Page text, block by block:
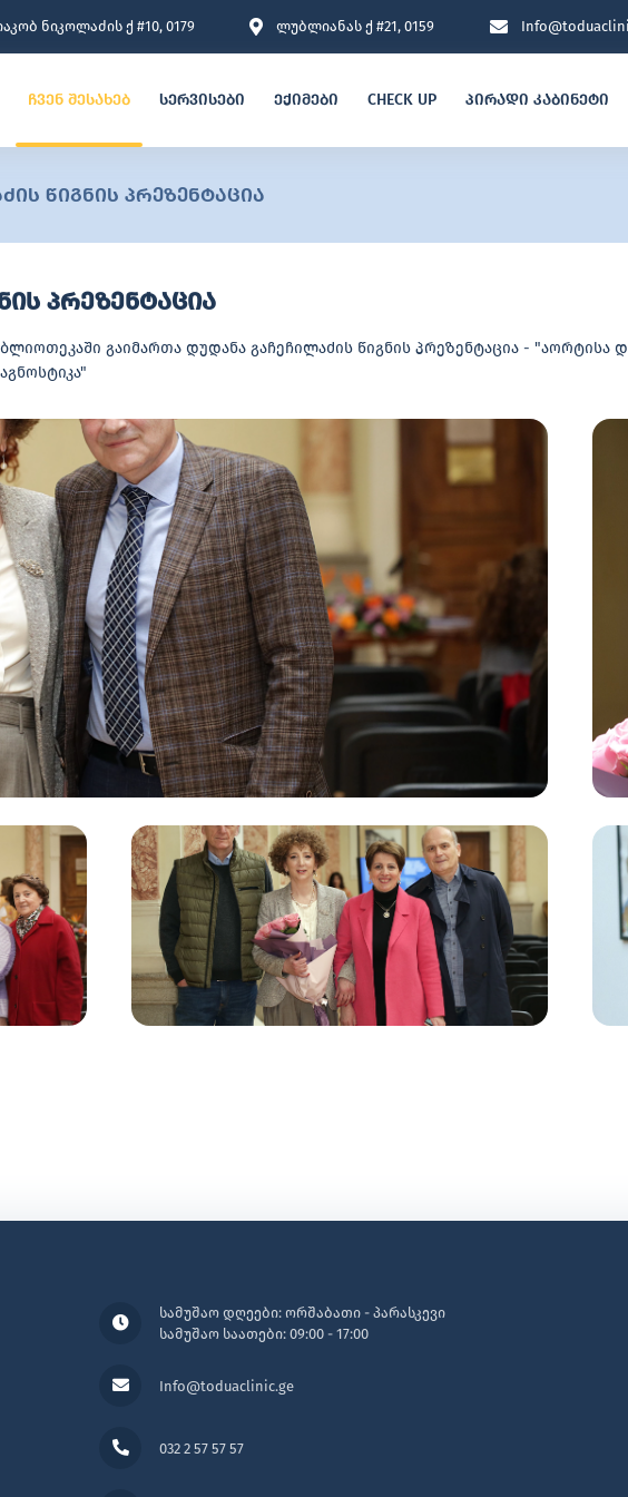
ნიკოლაძის ქ #10, 0179 ლუბლიანას ქ #21, 0159
ჩვენ შესახებ სერვისები ექიმები CHECK UP პირადი კაბინეტი
წიგნის პრეზენტაცია
პრეზენტაცია
გაიმართა დუდანა გაჩეჩილაძის წიგნის პრეზენტაცია - "აორტისა
სამუშაო დღეები: ორშაბათი - პარასკევი
სამუშაო საათები: 09:00 - 17:00
Info@toduaclinic.ge
032 2 57 57 57